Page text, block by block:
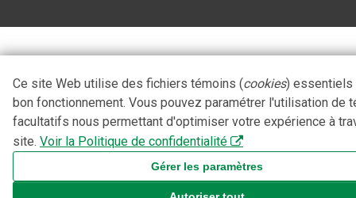
Ce site Web utilise des fichiers témoins (cookies) essentiels
bon fonctionnement. Vous pouvez paramétrer l'utilisation de
facultatifs nous permettant d'optimiser votre expérience à
site. Voir la Politique de confidentialité
Gérer les paramètres